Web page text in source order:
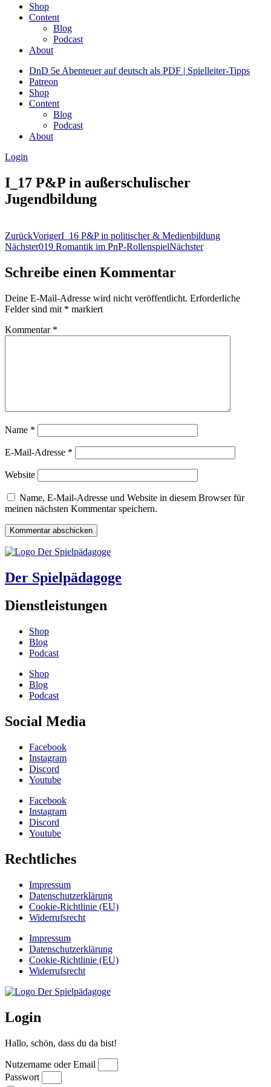
Shop
Content
Blog
Podcast
About
DnD 5e Abenteuer auf deutsch als PDF | Spielleiter-Tipps
Patreon
Shop
Content
Blog
Podcast
About
Login
I_17 P&P in außerschulischer
Jugendbildung
ZurückVorigerI_16 P&P in politischer & Medienbildung
Nächster019 Romantik im PnP-RollenspielNächster
Schreibe einen Kommentar
Deine E-Mail-Adresse wird nicht veröffentlicht. Erforderliche
Felder sind mit * markiert
Kommentar *
Name *
E-Mail-Adresse *
Website
Name, E-Mail-Adresse und Website in diesem Browser für
meinen nächsten Kommentar speichern.
Der Spielpädagoge
Dienstleistungen
Shop
Blog
Podcast
Shop
Blog
Podcast
Social Media
Facebook
Instagram
Discord
Youtube
Facebook
Instagram
Discord
Youtube
Rechtliches
Impressum
Datenschutzerklärung
Cookie-Richtlinie (EU)
Widerrufsrecht
Impressum
Datenschutzerklärung
Cookie-Richtlinie (EU)
Widerrufsrecht
Login
Hallo, schön, dass du da bist!
Nutzername oder Email
Passwort